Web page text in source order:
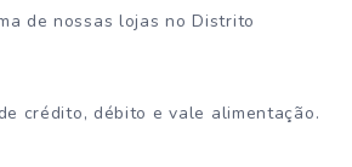
de nossas lojas no Distrito
crédito, débito e vale alimentação.